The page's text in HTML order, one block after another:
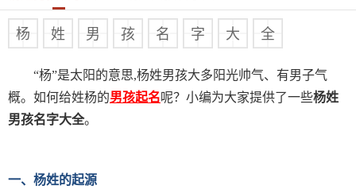
杨 姓 男 孩 名 字 大 全
“杨”是太阳的意思,杨姓男孩大多阳光帅气、有男子气
概。如何给姓杨的男孩起名呢？小编为大家提供了一些杨姓
男孩名字大全。
一、杨姓的起源